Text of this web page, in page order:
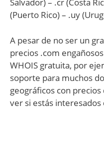
Salvador) – .cr (Costa
(Puerto Rico) – .uy
A pesar de no ser un
precios .com
WHOIS gratuita, por
soporte para muchos
geográficos con
ver si estás interesados